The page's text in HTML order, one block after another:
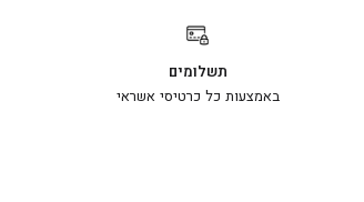
תשלומים
באמצעות כל כרטיסי אשראי